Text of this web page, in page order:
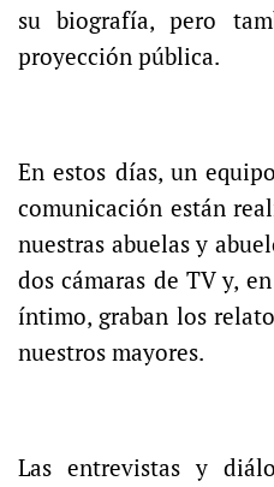
su biografía, pero
proyección pública.
En estos días, un
comunicación están
nuestras abuelas y
dos cámaras de TV y,
íntimo, graban los
nuestros mayores.
Las entrevistas y